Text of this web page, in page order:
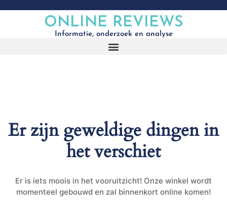
ONLINE REVIEWS
Informatie, onderzoek en analyse
Er zijn geweldige dingen in
het verschiet
Er is iets moois in het vooruitzicht! Onze winkel wordt
momenteel gebouwd en zal binnenkort online komen!